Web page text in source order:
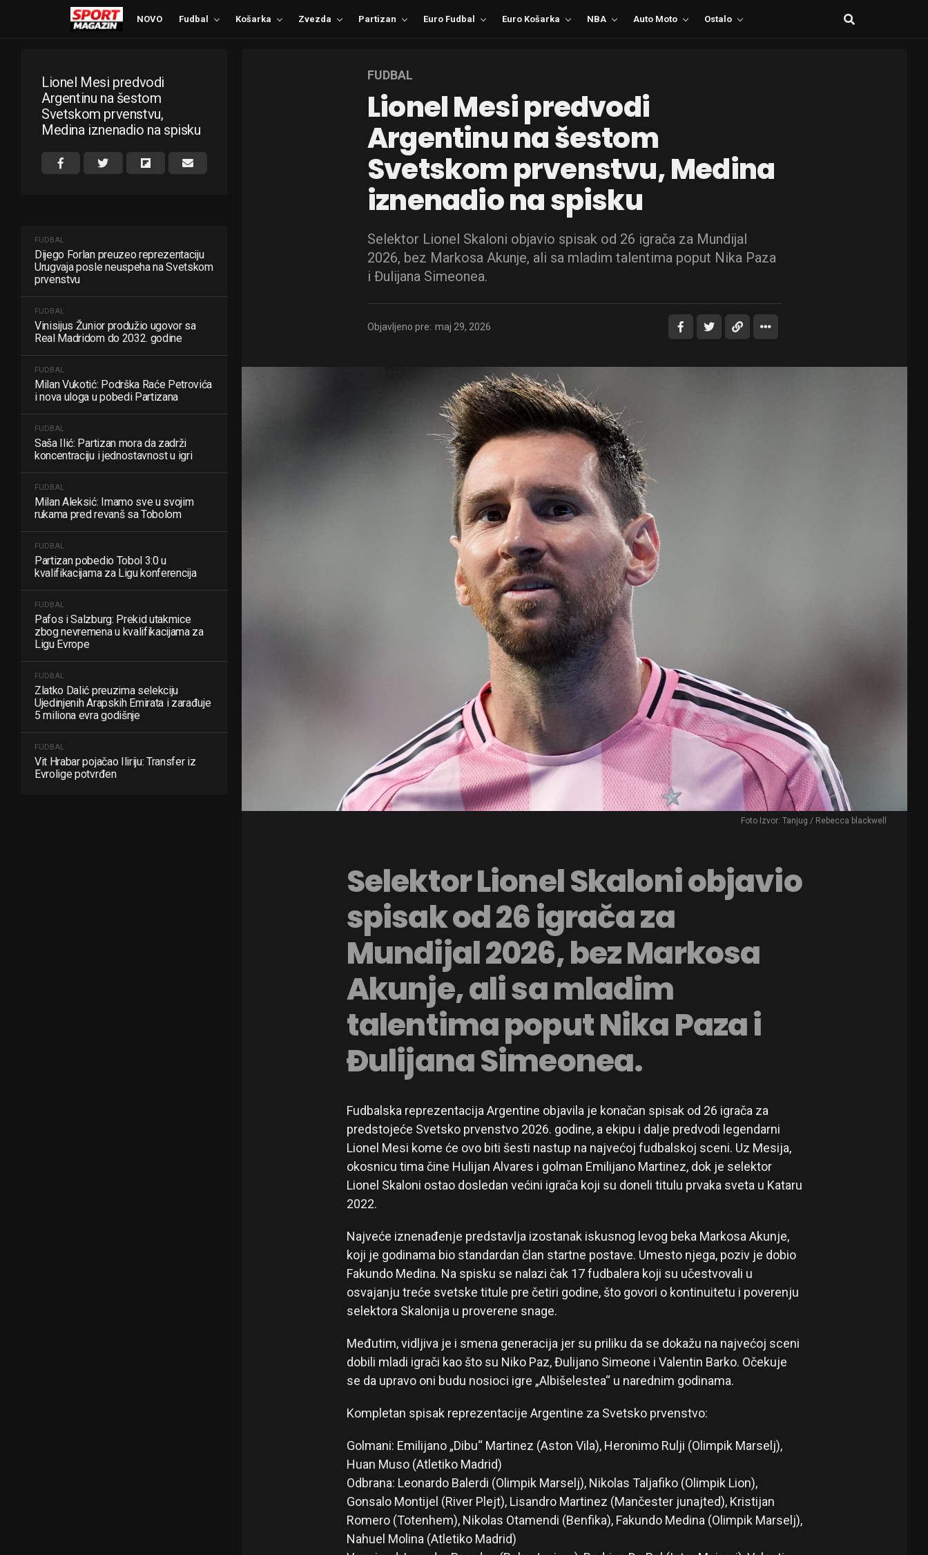
NOVO Fudbal Košarka Zvezda Partizan Euro Fudbal Euro Košarka NBA Auto Moto Ostalo
Lionel Mesi predvodi
Argentinu na šestom
Svetskom prvenstvu,
Medina iznenadio na spisku
FUDBAL
Dijego Forlan preuzeo reprezentaciju
Urugvaja posle neuspeha na Svetskom
prvenstvu
FUDBAL
Vinisijus Žunior produžio ugovor sa
Real Madridom do 2032. godine
FUDBAL
Milan Vukotić: Podrška Raće Petrovića
i nova uloga u pobedi Partizana
FUDBAL
Saša Ilić: Partizan mora da zadrži
koncentraciju i jednostavnost u igri
FUDBAL
Milan Aleksić: Imamo sve u svojim
rukama pred revanš sa Tobolom
FUDBAL
Partizan pobedio Tobol 3:0 u
kvalifikacijama za Ligu konferencija
FUDBAL
Pafos i Salzburg: Prekid utakmice
zbog nevremena u kvalifikacijama za
Ligu Evrope
FUDBAL
Zlatko Dalić preuzima selekciju
Ujedinjenih Arapskih Emirata i zarađuje
5 miliona evra godišnje
FUDBAL
Vit Hrabar pojačao Iliriju: Transfer iz
Evrolige potvrđen
FUDBAL
Lionel Mesi predvodi
Argentinu na šestom
Svetskom prvenstvu, Medina
iznenadio na spisku
Selektor Lionel Skaloni objavio spisak od 26 igrača za Mundijal
2026, bez Markosa Akunje, ali sa mladim talentima poput Nika Paza
i Đulijana Simeonea.
Objavljeno pre: maj 29, 2026
Foto Izvor: Tanjug / Rebecca blackwell
Selektor Lionel Skaloni objavio
spisak od 26 igrača za
Mundijal 2026, bez Markosa
Akunje, ali sa mladim
talentima poput Nika Paza i
Đulijana Simeonea.
Fudbalska reprezentacija Argentine objavila je konačan spisak od 26 igrača za
predstojeće Svetsko prvenstvo 2026. godine, a ekipu i dalje predvodi legendarni
Lionel Mesi kome će ovo biti šesti nastup na najvećoj fudbalskoj sceni. Uz Mesija,
okosnicu tima čine Hulijan Alvares i golman Emilijano Martinez, dok je selektor
Lionel Skaloni ostao dosledan većini igrača koji su doneli titulu prvaka sveta u Kataru
2022.
Najveće iznenađenje predstavlja izostanak iskusnog levog beka Markosa Akunje,
koji je godinama bio standardan član startne postave. Umesto njega, poziv je dobio
Fakundo Medina. Na spisku se nalazi čak 17 fudbalera koji su učestvovali u
osvajanju treće svetske titule pre četiri godine, što govori o kontinuitetu i poverenju
selektora Skalonija u proverene snage.
Međutim, vidljiva je i smena generacija jer su priliku da se dokažu na najvećoj sceni
dobili mladi igrači kao što su Niko Paz, Đulijano Simeone i Valentin Barko. Očekuje
se da upravo oni budu nosioci igre „Albišelestea“ u narednim godinama.
Kompletan spisak reprezentacije Argentine za Svetsko prvenstvo:
Golmani: Emilijano „Dibu“ Martinez (Aston Vila), Heronimo Rulji (Olimpik Marselj),
Huan Muso (Atletiko Madrid)
Odbrana: Leonardo Balerdi (Olimpik Marselj), Nikolas Taljafiko (Olimpik Lion),
Gonsalo Montijel (River Plejt), Lisandro Martinez (Mančester junajted), Kristijan
Romero (Totenhem), Nikolas Otamendi (Benfika), Fakundo Medina (Olimpik Marselj),
Nahuel Molina (Atletiko Madrid)